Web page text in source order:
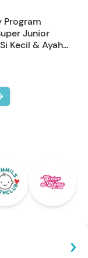
Program
Junior
Kecil & Ayah